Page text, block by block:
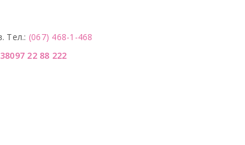
Тел.: (067) 468-1-468
22 88 222